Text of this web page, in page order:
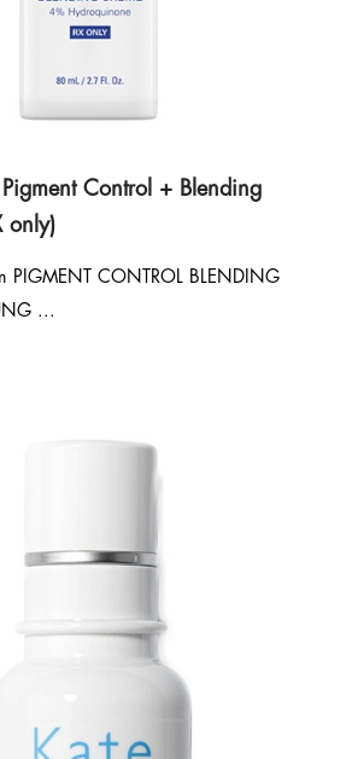
Control + Blending
only)
PIGMENT CONTROL BLENDING
...